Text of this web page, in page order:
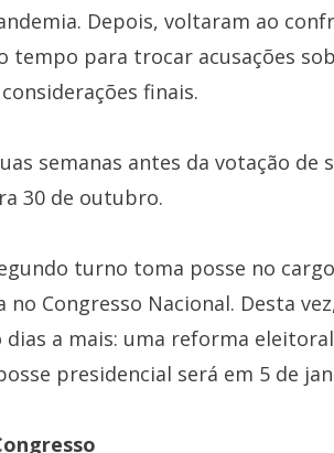
Depois, voltaram ao
tempo para trocar acusações
finais.
semanas antes da votação de
30 de outubro.
turno toma posse no
Congresso Nacional. Desta
a mais: uma reforma
presidencial será em 5 de